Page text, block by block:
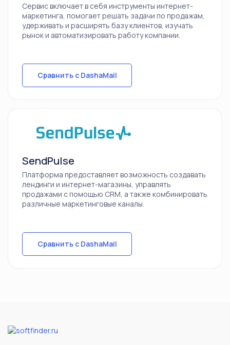
Сервис включает в себя инструменты интернет-
маркетинга, помогает решать задачи по продажам,
удерживать и расширять базу клиентов, изучать
рынок и автоматизировать работу компании.
Сравнить с DashaMail
SendPulse
Платформа предоставляет возможность создавать
лендинги и интернет-магазины, управлять
продажами с помощью СRM, а также комбинировать
различные маркетинговые каналы.
Сравнить с DashaMail